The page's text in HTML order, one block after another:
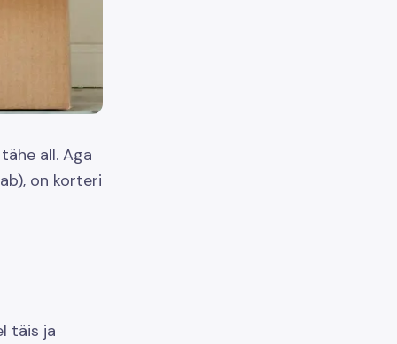
all. Aga
on korteri
täis ja